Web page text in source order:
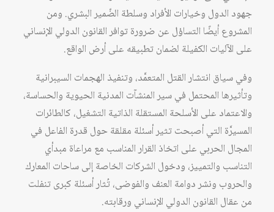
جهود الدول وخيارات الأفراد وسلطة الضّمير البشري. ومن
المشروع أيضًا التساؤل عن ضرورة توافر القانون الدولي الإنساني
على الآليات الكفيلة لضمان تطبيقه على أرض الواقع.
وفي سياق انتشار القتل المتعمَّد، وتنفيذ الهجمات السيبرانية
وتأثيرها المحتمل في سير المنشآت المدنية الحيوية والحساسة،
والاعتماد على الأسلحة المستقلة الذاتية التشغيل، كالطائرات
المسيرَّة التي أصبحت تثير أسئلة مقلقة حول قدرة الفاعل في
المجال الحربي على اتخاذ القرار المناسب مع مراعاة مبدأي
التناسب والتمييز، ودخول الشركات الخاصة إلى ساحات المعارك
والحروب ونشر دوامة العنف والفوضى، تُثار أسئلة كبرى تنفلت
من عقال القانون الدولي الإنساني ورقابته.